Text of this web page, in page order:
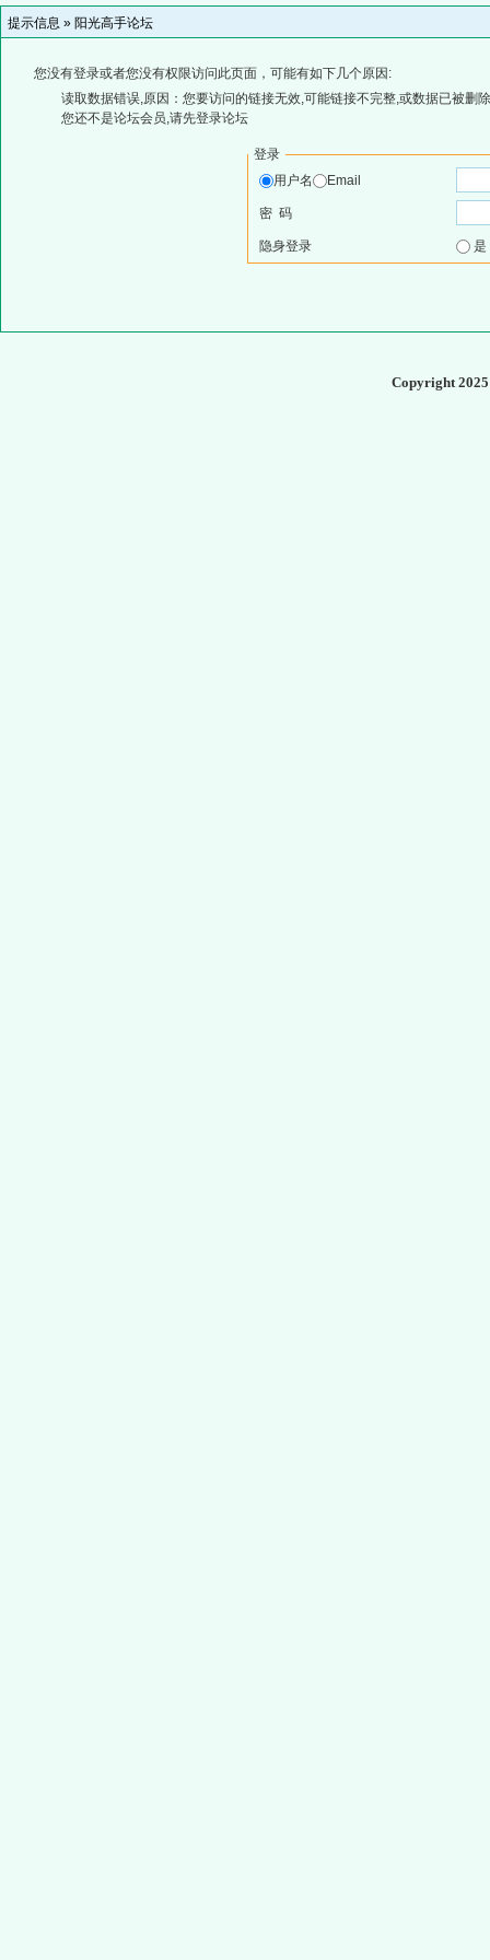
提示信息 » 阳光高手论坛
您没有登录或者您没有权限访问此页面，可能有如下几个原因:
读取数据错误,原因：您要访问的链接无效,可能链接不完整,或数据已被删
您还不是论坛会员,请先登录论坛
登录
用户名
Email
密 码
隐身登录
Copyright